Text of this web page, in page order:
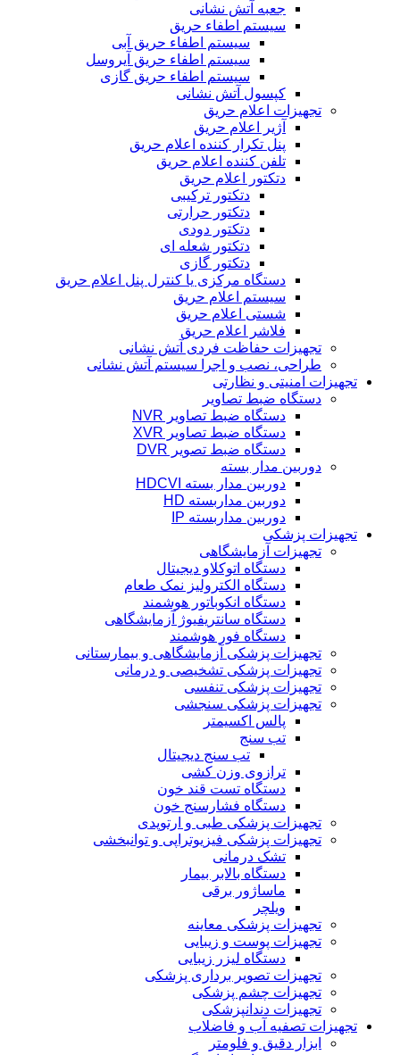
جعبه آتش نشانی
سیستم اطفاء حریق
سیستم اطفاء حریق آبی
سیستم اطفاء حریق آیروسل
سیستم اطفاء حریق گازی
کپسول آتش نشانی
تجهیزات اعلام حریق
آژیر اعلام حریق
پنل تکرار کننده اعلام حریق
تلفن کننده اعلام حریق
دتکتور اعلام حریق
دتکتور ترکیبی
دتکتور حرارتی
دتکتور دودی
دتکتور شعله ای
دتکتور گازی
دستگاه مرکزی یا کنترل پنل اعلام حریق
سیستم اعلام حریق
شستی اعلام حریق
فلاشر اعلام حریق
تجهیزات حفاظت فردی آتش نشانی
طراحی، نصب و اجرا سیستم آتش نشانی
تجهیزات امنیتی و نظارتی
دستگاه ضبط تصاویر
دستگاه ضبط تصاویر NVR
دستگاه ضبط تصاویر XVR
دستگاه ضبط تصویر DVR
دوربین مدار بسته
دوربین مدار بسته HDCVI
دوربین مداربسته HD
دوربین مداربسته IP
تجهیزات پزشکی
تجهیزات آزمایشگاهی
دستگاه اتوکلاو دیجیتال
دستگاه الکترولیز نمک طعام
دستگاه انکوباتور هوشمند
دستگاه سانتریفیوژ آزمایشگاهی
دستگاه فور هوشمند
تجهیزات پزشکی آزمایشگاهی و بیمارستانی
تجهیزات پزشکی تشخیصی و درمانی
تجهیزات پزشکی تنفسی
تجهیزات پزشکی سنجشی
پالس اکسیمتر
تب سنج
تب سنج دیجیتال
ترازوی وزن کشی
دستگاه تست قند خون
دستگاه فشارسنج خون
تجهیزات پزشکی طبی و ارتوپدی
تجهیزات پزشکی فیزیوتراپی و توانبخشی
تشک درمانی
دستگاه بالابر بیمار
ماساژور برقی
ویلچر
تجهیزات پزشکی معاینه
تجهیزات پوست و زیبایی
دستگاه لیزر زیبایی
تجهیزات تصویر برداری پزشکی
تجهیزات چشم پزشکی
تجهیزات دندانپزشکی
تجهیزات تصفیه آب و فاضلاب
ابزار دقیق و فلومتر